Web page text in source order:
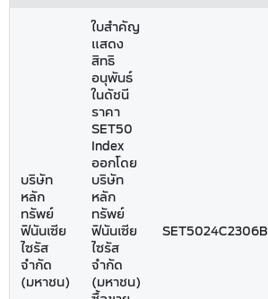
บริษัท
หลัก
ทรัพย์
ฟินันเซีย
ไซรัส
จำกัด
(มหาชน)
ใบสำคัญ
แสดง
สิทธิ
อนุพันธ์
ในดัชนี
ราคา
SET50
Index
ออกโดย
บริษัท
หลัก
ทรัพย์
ฟินันเซีย
ไซรัส
จำกัด
(มหาชน)
SET5024C2306B